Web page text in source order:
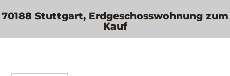
70188 Stuttgart, Erdgeschosswohnung zum
Kauf